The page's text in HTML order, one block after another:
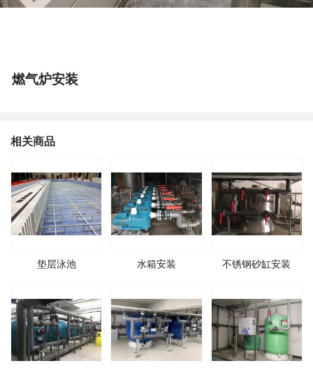
燃气炉安装
相关商品
垫层泳池 水箱安装 不锈钢砂缸安装